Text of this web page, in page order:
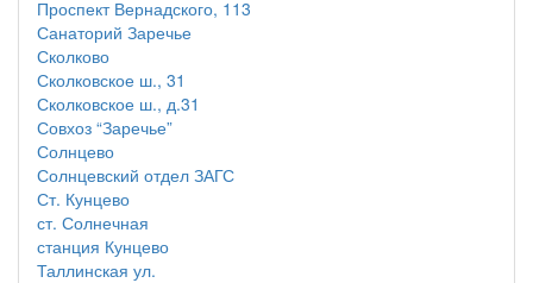
Проспект Вернадского, 113
Санаторий Заречье
Сколково
Сколковское ш., 31
Сколковское ш., д.31
Совхоз “Заречье”
Солнцево
Солнцевский отдел ЗАГС
Ст. Кунцево
ст. Солнечная
станция Кунцево
Таллинская ул.